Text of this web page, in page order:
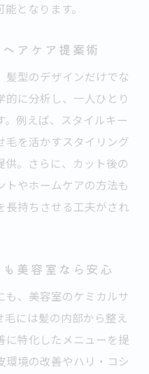
となります。
アケア提案術
髪型のデザインだけでな
的に分析し、一人ひとり
例えば、スタイルキー
毛を活かすスタイリング
供。さらに、カット後の
トやホームケアの方法も
長持ちさせる工夫がされ
美容室なら安心
も、美容室のケミカルサ
には髪の内部から整え
に特化したメニューを提
環境の改善やハリ・コシ